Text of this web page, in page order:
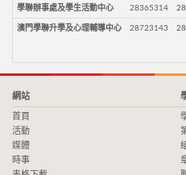
學聯辦事處及學生活動中心 28365314
澳門學聯升學及心理輔導中心 28723143
網站
首頁
活動
媒體
時事